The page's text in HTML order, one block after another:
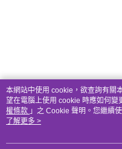
本網站中使用 cookie，欲查詢有關
望在電腦上使用 cookie 時應如何變
權條款 」之 Cookie 聲明。您繼續
用條款之 Cookie 聲明使用 cookie。
了解更多 >